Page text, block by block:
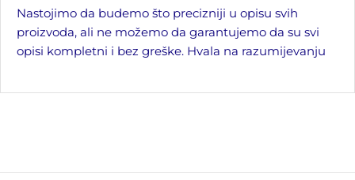
Nastojimo da budemo što precizniji u opisu svih
proizvoda, ali ne možemo da garantujemo da su svi
opisi kompletni i bez greške. Hvala na razumijevanju